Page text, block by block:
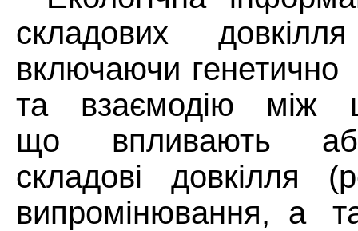
складових
довкілля
включаючи генетично
та
взаємодію між
що
впливають
складові
довкілля
випромінювання, а